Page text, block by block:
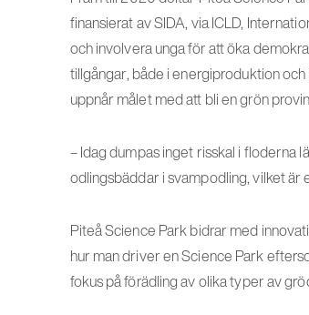
finansierat av SIDA, via ICLD,
och involvera unga för att öka
tillgångar, både i energiproduktion
uppnår målet med att bli en grön
– Idag dumpas inget risskal i floderna
odlingsbäddar i svampodling, vilket är
Piteå Science Park bidrar med
hur man driver en Science Park
fokus på förädling av olika typer av